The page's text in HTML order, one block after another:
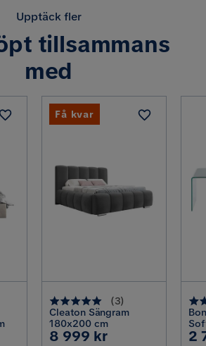
Upptäck fler
tillsammans
med
(3)
Cleaton Sängram
180x200 cm
Pris
8 999 kr
Få kvar
2